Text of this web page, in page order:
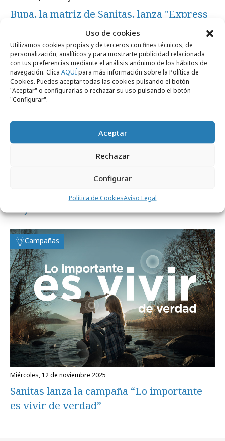
Uso de cookies
Utilizamos cookies propias y de terceros con fines técnicos, de
personalización, analíticos y para mostrarte publicidad relacionada
con tus preferencias mediante el análisis anónimo de los hábitos de
navegación. Clica AQUÍpara más información sobre la Política de
Cookies. Puedes aceptar todas las cookies pulsando el botón
"Aceptar" o configurarlas o rechazar su uso pulsando el botón
"Configurar".
Aceptar
Rechazar
Configurar
Política de CookiesAviso Legal
Bupa, la matriz de Sanitas, lanza "Express
Campañas
Sanitas lanza la campaña de publicidad "Tu
Campañas
miércoles, 12 de noviembre 2025
Sanitas lanza la campaña “Lo importante
es vivir de verdad”